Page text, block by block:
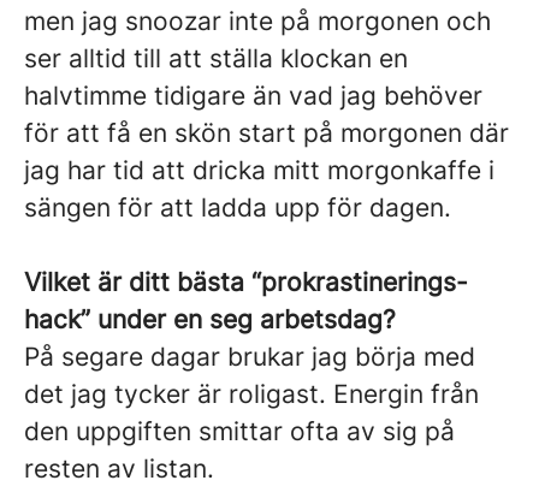
men jag snoozar inte på morgonen och
ser alltid till att ställa klockan en
halvtimme tidigare än vad jag behöver
för att få en skön start på morgonen där
jag har tid att dricka mitt morgonkaffe i
sängen för att ladda upp för dagen.
Vilket är ditt bästa “prokrastinerings-
hack” under en seg arbetsdag?
På segare dagar brukar jag börja med
det jag tycker är roligast. Energin från
den uppgiften smittar ofta av sig på
resten av listan.